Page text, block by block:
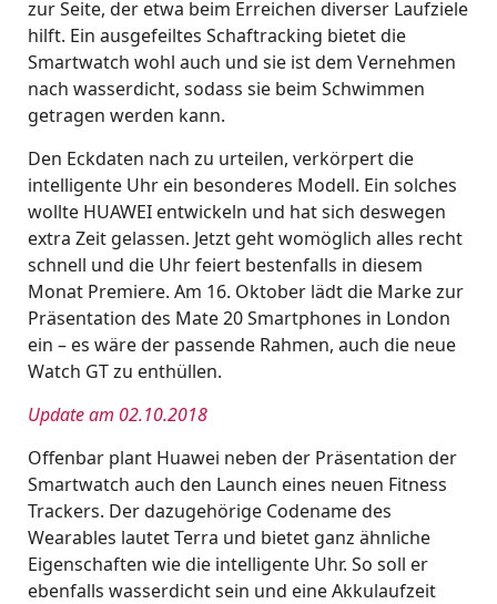
zur Seite, der etwa beim Erreichen diverser Laufziele
hilft. Ein ausgefeiltes Schaftracking bietet die
Smartwatch wohl auch und sie ist dem Vernehmen
nach wasserdicht, sodass sie beim Schwimmen
getragen werden kann.
Den Eckdaten nach zu urteilen, verkörpert die
intelligente Uhr ein besonderes Modell. Ein solches
wollte HUAWEI entwickeln und hat sich deswegen
extra Zeit gelassen. Jetzt geht womöglich alles recht
schnell und die Uhr feiert bestenfalls in diesem
Monat Premiere. Am 16. Oktober lädt die Marke zur
Präsentation des Mate 20 Smartphones in London
ein – es wäre der passende Rahmen, auch die neue
Watch GT zu enthüllen.
Update am 02.10.2018
Offenbar plant Huawei neben der Präsentation der
Smartwatch auch den Launch eines neuen Fitness
Trackers. Der dazugehörige Codename des
Wearables lautet Terra und bietet ganz ähnliche
Eigenschaften wie die intelligente Uhr. So soll er
ebenfalls wasserdicht sein und eine Akkulaufzeit